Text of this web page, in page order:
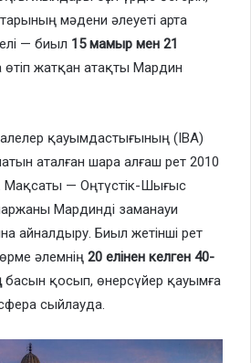
мәдени әлеуеті арта
— биыл 15 мамыр мен 21
жатқан атақты Мардин
қауымдастығының (IBA)
аталған шара алғаш рет 2010
Мақсаты — Оңтүстік-Шығыс
Мардинді заманауи
айналдыру. Биыл жетінші рет
әлемнің 20 елінен келген 40-
басын қосып, өнерсүйер қауымға
сыйлауда.